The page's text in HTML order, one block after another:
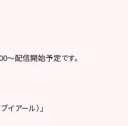
～配信開始予定です。
イアール）」